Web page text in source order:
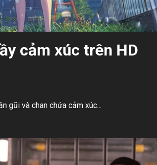
cảm xúc trên HD
gũi và chan chứa cảm xúc...